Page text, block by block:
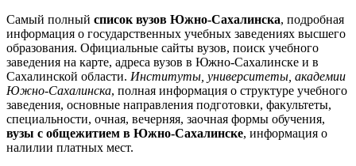
Самый полный список вузов Южно-Сахалинска, подробная
информация о государственных учебных заведениях высшего
образования. Официальные сайты вузов, поиск учебного
заведения на карте, адреса вузов в Южно-Сахалинске и в
Сахалинской области. Институты, университеты, академии
Южно-Сахалинска, полная информация о структуре учебного
заведения, основные направления подготовки, факультеты,
специальности, очная, вечерняя, заочная формы обучения,
вузы с общежитием в Южно-Сахалинске, информация о
налилии платных мест.